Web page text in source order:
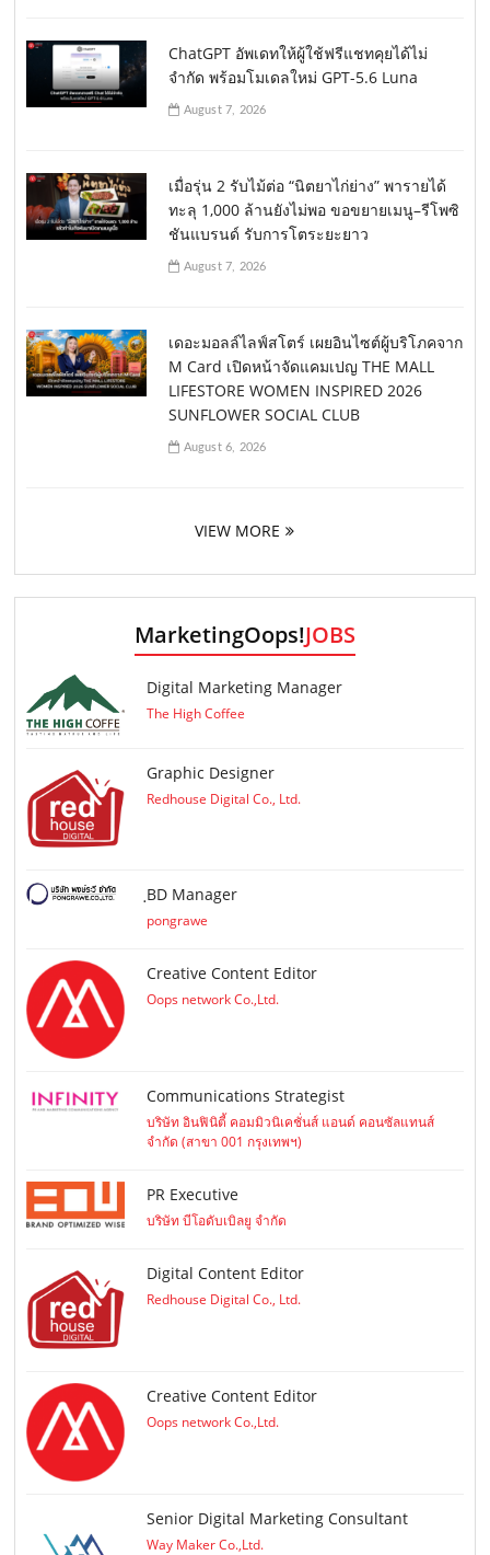
ChatGPT อัพเดทให้ผู้ใช้ฟรีแชทคุยได้ไม่
จำกัด พร้อมโมเดลใหม่ GPT-5.6 Luna
August 7, 2026
เมื่อรุ่น 2 รับไม้ต่อ “นิตยาไก่ย่าง” พารายได้
ทะลุ 1,000 ล้านยังไม่พอ ขอขยายเมนู–รีโพซิ
ชันแบรนด์ รับการโตระยะยาว
August 7, 2026
เดอะมอลล์ไลฟ์สโตร์ เผยอินไซต์ผู้บริโภคจาก
M Card เปิดหน้าจัดแคมเปญ THE MALL
LIFESTORE WOMEN INSPIRED 2026
SUNFLOWER SOCIAL CLUB
August 6, 2026
VIEW MORE
MarketingOops!JOBS
Digital Marketing Manager
The High Coffee
Graphic Designer
Redhouse Digital Co., Ltd.
ฺBD Manager
pongrawe
Creative Content Editor
Oops network Co.,Ltd.
Communications Strategist
บริษัท อินฟินิตี้ คอมมิวนิเคชั่นส์ แอนด์ คอนซัลแทนส์
จำกัด (สาขา 001 กรุงเทพฯ)
PR Executive
บริษัท บีโอดับเบิลยู จำกัด
Digital Content Editor
Redhouse Digital Co., Ltd.
Creative Content Editor
Oops network Co.,Ltd.
Senior Digital Marketing Consultant
Way Maker Co.,Ltd.